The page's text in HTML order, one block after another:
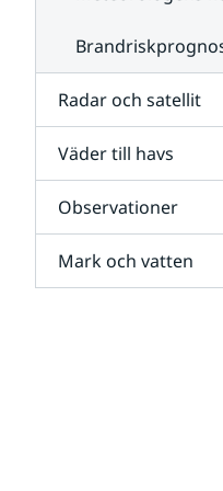
Radar och satellit
Väder till havs
Observationer
Mark och vatten